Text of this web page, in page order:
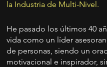
la Industria de Multi-Nivel.
He pasado los últimos 40
vida como un líder
de personas, siendo un
motivacional e inspirador,